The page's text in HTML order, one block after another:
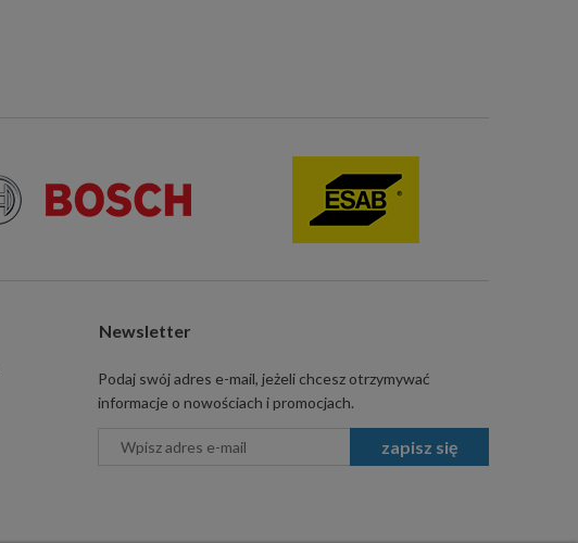
Newsletter
Podaj swój adres e-mail, jeżeli chcesz otrzymywać
informacje o nowościach i promocjach.
zapisz się